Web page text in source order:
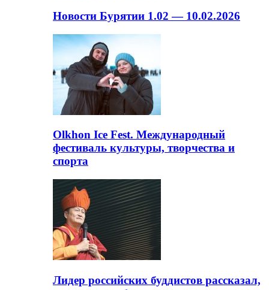
Новости Бурятии 1.02 — 10.02.2026
Olkhon Ice Fest. Международный
фестиваль культуры, творчества и
спорта
Лидер российских буддистов рассказал,